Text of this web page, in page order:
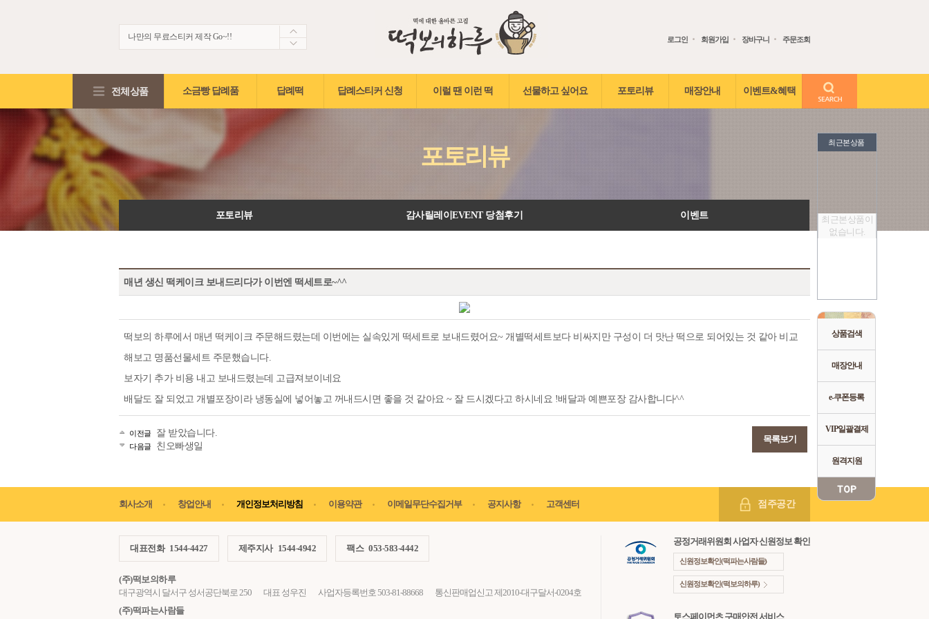
최근본상품
최근본상품이
없습니다.
상품검색
매장안내
e-쿠폰등록
VIP일괄결제
원격지원
나만의 무료스티커 제작 Go~!!
적립금2,000원 + 5%적립혜택!!
로그인 회원가입 장바구니 주문조회
전체상품 소금빵 답례품 답례떡 답례스티커 신청 이럴 땐 이런 떡 선물하고 싶어요 포토리뷰 매장안내 이벤트&혜택
포토리뷰
포토리뷰 감사릴레이EVENT 당첨후기 이벤트
매년 생신 떡케이크 보내드리다가 이번엔 떡세트로~^^
떡보의 하루에서 매년 떡케이크 주문해드렸는데 이번에는 실속있게 떡세트로 보내드렸어요~ 개별떡세트보다 비싸지만 구성이 더 맛난 떡으로 되어있는 것 같아 비교
해보고 명품선물세트 주문했습니다.
보자기 추가 비용 내고 보내드렸는데 고급져보이네요
배달도 잘 되었고 개별포장이라 냉동실에 넣어놓고 꺼내드시면 좋을 것 같아요 ~ 잘 드시겠다고 하시네요 !배달과 예쁜포장 감사합니다^^
이전글 잘 받았습니다.
다음글 친오빠생일
목록보기
회사소개 창업안내 개인정보처리방침 이용약관 이메일무단수집거부 공지사항 고객센터 점주공간
대표전화 1544-4427 제주지사 1544-4942 팩스 053-583-4442
(주)떡보의하루
대구광역시 달서구 성서공단북로 250
대표 성우진 사업자등록번호 503-81-88668
통신판매업신고 제2010-대구달서-0204호
(주)떡파는사람들
공정거래위원회 사업자 신원정보 확인
신원정보확인(떡파는사람들)
신원정보확인(떡보의하루)
토스페이먼츠 구매안전 서비스